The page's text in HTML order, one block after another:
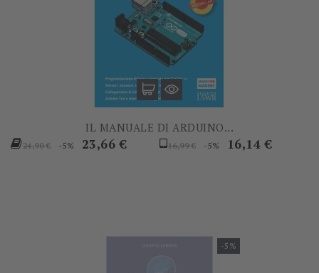
IL MANUALE DI ARDUINO...
Prezzo
24,90 € -5% Prezzo
23,66 €
Prezzo
16,99 € -5% Prezzo
16,14 €
-5%